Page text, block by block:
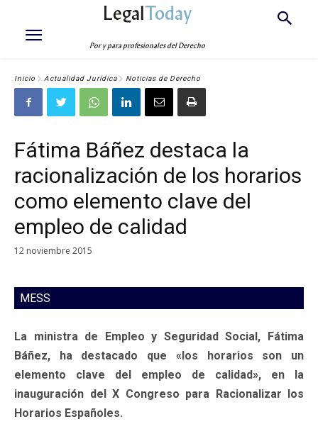
LegalToday
Por y para profesionales del Derecho
Inicio Actualidad Jurídica Noticias de Derecho
Fátima Báñez destaca la
racionalización de los horarios
como elemento clave del
empleo de calidad
12 noviembre 2015
MESS
La ministra de Empleo y Seguridad Social, Fátima
Báñez, ha destacado que «los horarios son un
elemento clave del empleo de calidad», en la
inauguración del X Congreso para Racionalizar los
Horarios Españoles.